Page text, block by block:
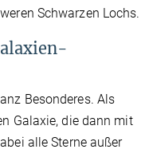
Schwarzen Lochs.
Besonderes. Als
Galaxie, die dann mit
alle Sterne außer